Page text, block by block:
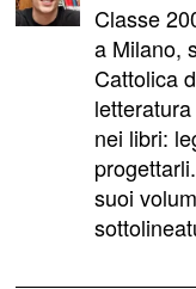
Classe
a Milano,
Cattolica
nei libri:
suoi